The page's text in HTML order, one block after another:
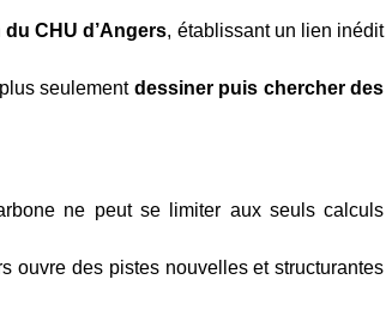
CHU d’Angers, établissant un lien inédit
seulement dessiner puis chercher des
ne peut se limiter aux seuls calculs
ouvre des pistes nouvelles et structurantes